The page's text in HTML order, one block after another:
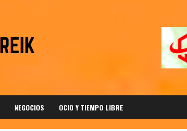
NEGOCIOS OCIO Y TIEMPO LIBRE